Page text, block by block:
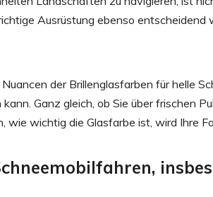
Ausrüstung ebenso entscheidend
der Brillenglasfarben für helle
Ganz gleich, ob Sie über frischen
wie wichtig die Glasfarbe ist, wird Ihre